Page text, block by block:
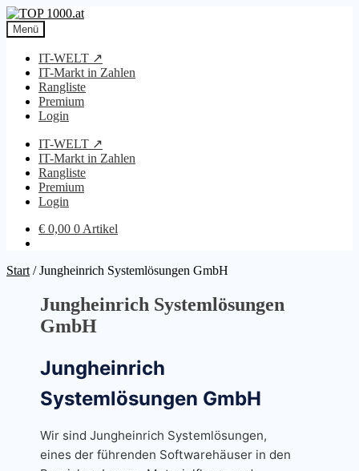
Zur
Navigation
springen
Zum
Inhalt
springen
Menü
IT-WELT ↗
IT-Markt in Zahlen
Rangliste
Premium
Login
IT-WELT ↗
IT-Markt in Zahlen
Rangliste
Premium
Login
€ 0,00 0 Artikel
Start /Jungheinrich Systemlösungen GmbH
Jungheinrich Systemlösungen
GmbH
Jungheinrich
Systemlösungen GmbH
Wir sind Jungheinrich Systemlösungen,
eines der führenden Softwarehäuser in den